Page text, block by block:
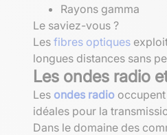
Rayons gamma
Le saviez-vous ?
Les fibres optiques
longues distances sans
Les ondes radio
Les ondes radio
idéales pour la
Dans le domaine des